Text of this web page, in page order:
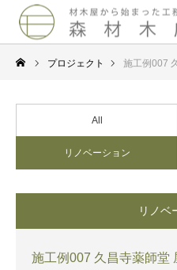
プロジェクト 施工例007
All
リノベーション
リノベ
施工例007 久昌寺薬師堂